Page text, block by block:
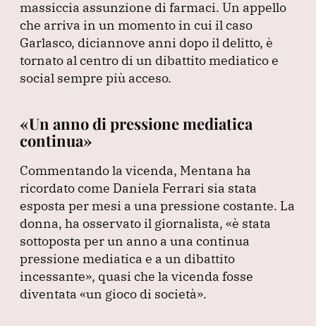
massiccia assunzione di farmaci. Un appello
che arriva in un momento in cui il caso
Garlasco, diciannove anni dopo il delitto, è
tornato al centro di un dibattito mediatico e
social sempre più acceso.
«Un anno di pressione mediatica
continua»
Commentando la vicenda, Mentana ha
ricordato come Daniela Ferrari sia stata
esposta per mesi a una pressione costante. La
donna, ha osservato il giornalista, «è stata
sottoposta per un anno a una continua
pressione mediatica e a un dibattito
incessante», quasi che la vicenda fosse
diventata «un gioco di società».